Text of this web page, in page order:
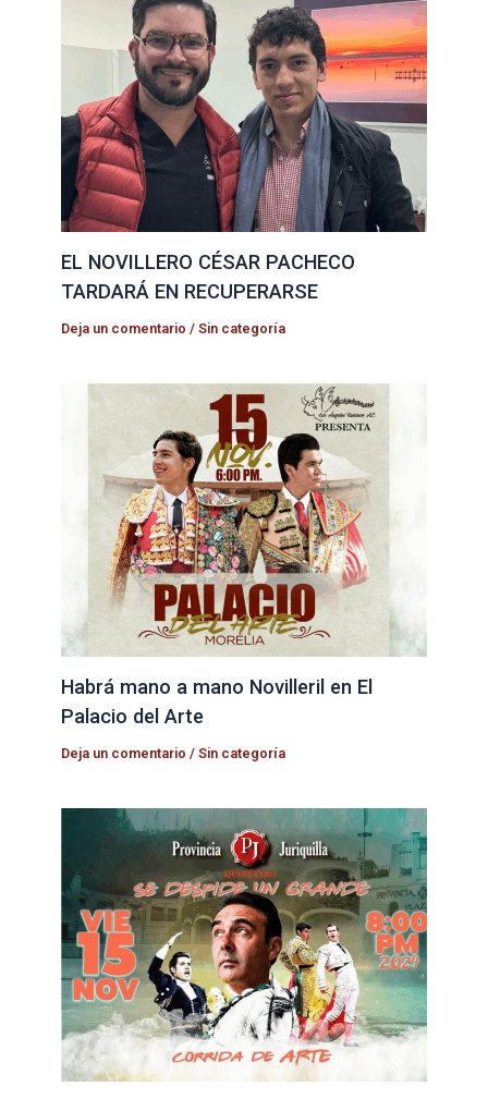
EL NOVILLERO CÉSAR PACHECO
TARDARÁ EN RECUPERARSE
Deja un comentario /Sin categoría
Habrá mano a mano Novilleril en El
Palacio del Arte
Deja un comentario /Sin categoría